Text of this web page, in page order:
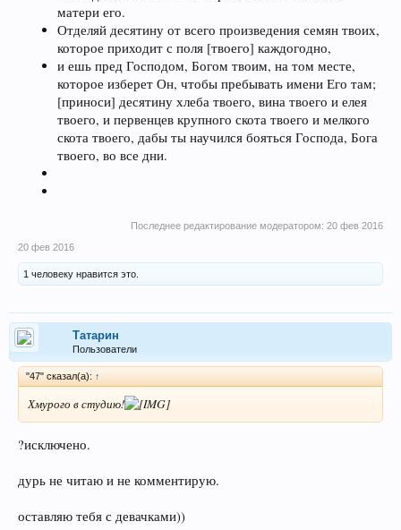
матери его.
Отделяй десятину от всего произведения семян твоих,
которое приходит с поля [твоего] каждогодно,
и ешь пред Господом, Богом твоим, на том месте,
которое изберет Он, чтобы пребывать имени Его там;
[приноси] десятину хлеба твоего, вина твоего и елея
твоего, и первенцев крупного скота твоего и мелкого
скота твоего, дабы ты научился бояться Господа, Бога
твоего, во все дни.
Последнее редактирование модератором: 20 фев 2016
20 фев 2016
1 человеку нравится это.
Татарин
Пользователи
"47" сказал(а): ↑
Хмурого в студию!
?исключено.
дурь не читаю и не комментирую.
оставляю тебя с девачками))